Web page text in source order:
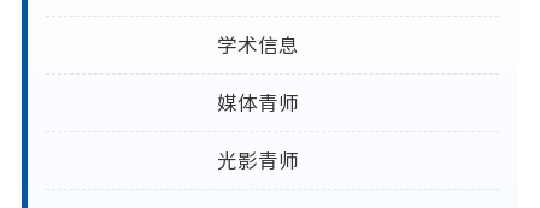
学术信息
媒体青师
光影青师